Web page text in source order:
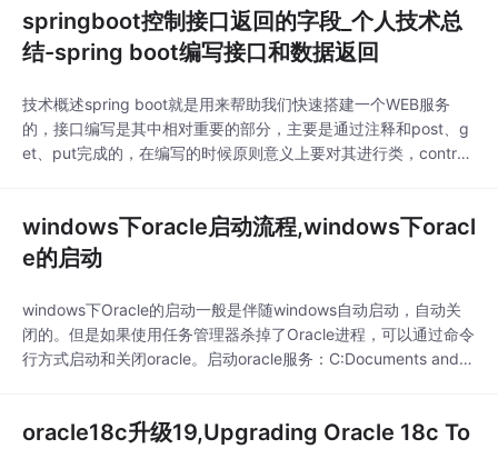
蒙OS系统至今，已经将近有四个多月的时间，虽然大家一直都非
常的期盼华为鸿蒙OS系统能够早日被应...
springboot控制接口返回的字段_个人技术总
结-spring boot编写接口和数据返回
技术概述spring boot就是用来帮助我们快速搭建一个WEB服务
的，接口编写是其中相对重要的部分，主要是通过注释和post、g
et、put完成的，在编写的时候原则意义上要对其进行类，controll
va：项目运行入口；controller：负责页面访
windows下oracle启动流程,windows下oracl
e的启动
windows下Oracle的启动一般是伴随windows自动启动，自动关
闭的。但是如果使用任务管理器杀掉了Oracle进程，可以通过命令
行方式启动和关闭oracle。启动oracle服务：C:Documents and S
oracle18c升级19,Upgrading Oracle 18c To